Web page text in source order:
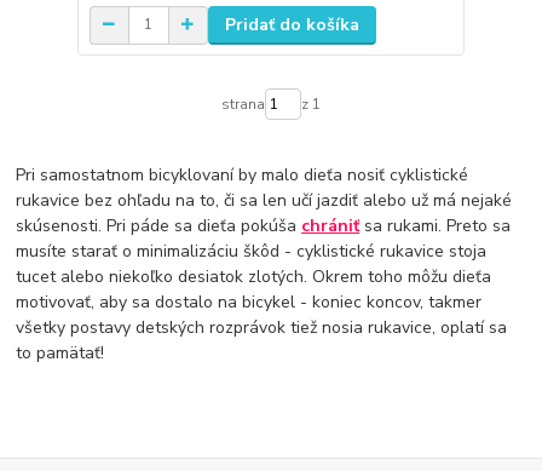
Pridať do košíka
strana z 1
Pri samostatnom bicyklovaní by malo dieťa nosiť cyklistické
rukavice bez ohľadu na to, či sa len učí jazdiť alebo už má nejaké
skúsenosti. Pri páde sa dieťa pokúša chrániťsa rukami. Preto sa
musíte starať o minimalizáciu škôd - cyklistické rukavice stoja
tucet alebo niekoľko desiatok zlotých. Okrem toho môžu dieťa
motivovať, aby sa dostalo na bicykel - koniec koncov, takmer
všetky postavy detských rozprávok tiež nosia rukavice, oplatí sa
to pamätať!